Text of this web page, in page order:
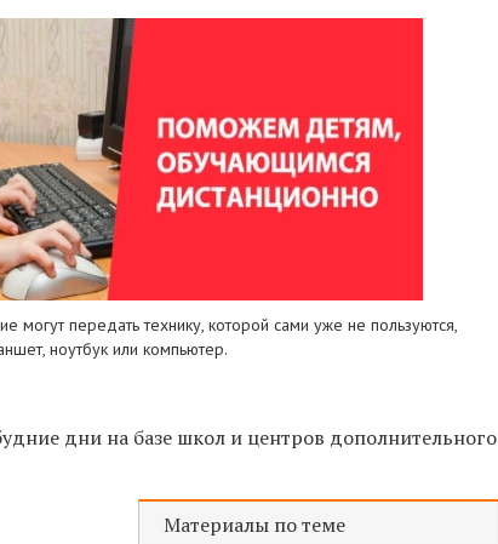
могут передать технику, которой сами уже не пользуются,
ноутбук или компьютер.
дни на базе школ и центров дополнительного
Материалы по теме